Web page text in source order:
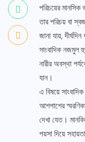
পরিচয়ের মানসিক
তার পরিচয় বা
জানা যায়,
সাংবাদিক নজমুল
নারীর অবস্থা
যান।
এ বিষয়ে
আশপাশের
দেখা যেত।
পয়সা দিয়ে